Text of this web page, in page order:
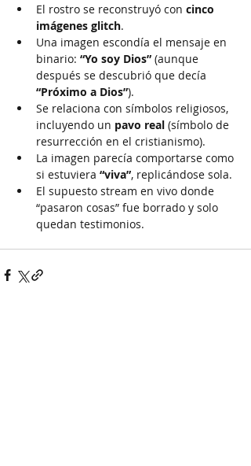
El rostro se reconstruyó con cinco
imágenes glitch.
Una imagen escondía el mensaje en
binario: “Yo soy Dios” (aunque
después se descubrió que decía
“Próximo a Dios”).
Se relaciona con símbolos religiosos,
incluyendo un pavo real (símbolo de
resurrección en el cristianismo).
La imagen parecía comportarse como
si estuviera “viva”, replicándose sola.
El supuesto stream en vivo donde
“pasaron cosas” fue borrado y solo
quedan testimonios.